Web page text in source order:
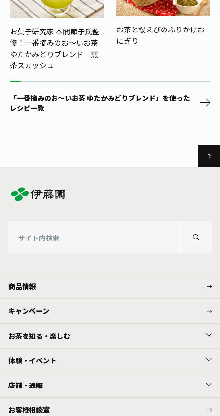
お菓子研究家 本間節子氏監
修！ 一番摘みのお～いお茶
ゆたかみどりブレンド 煎
茶スカッシュ
お茶と桜えびのふりかけお
にぎり
「一番摘みのお～いお茶 ゆたかみどりブレンド」を使った
レシピ一覧
商品情報
キャンペーン
お茶を知る・楽しむ
体験・イベント
店舗・通販
お客様相談室